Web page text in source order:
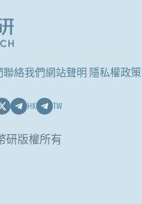
聯絡我們網站聲明 隱私權政策
HK TW
研版權所有